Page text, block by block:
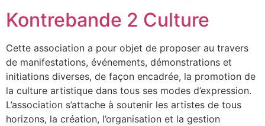
Kontrebande 2 Culture
Cette association a pour objet de proposer au travers
de manifestations, événements, démonstrations et
initiations diverses, de façon encadrée, la promotion de
la culture artistique dans tous ses modes d’expression.
L’association s’attache à soutenir les artistes de tous
horizons, la création, l’organisation et la gestion